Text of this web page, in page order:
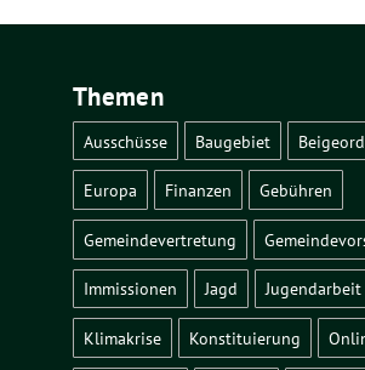
Themen
Ausschüsse Baugebiet
Europa Finanzen Gebühren
Gemeindevertretung
Immissionen Jagd Jugendarbeit
Klimakrise Konstituierung